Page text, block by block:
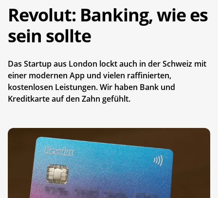
Revolut: Banking, wie es
sein sollte
Das Startup aus London lockt auch in der Schweiz mit
einer modernen App und vielen raffinierten,
kostenlosen Leistungen. Wir haben Bank und
Kreditkarte auf den Zahn gefühlt.